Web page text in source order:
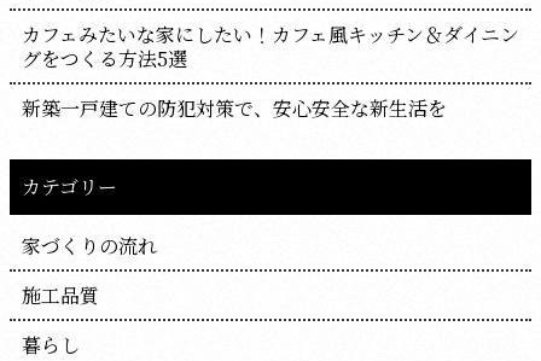
カフェみたいな家にしたい！カフェ風キッチン＆ダイニン
グをつくる方法5選
新築一戸建ての防犯対策で、安心安全な新生活を
カテゴリー
家づくりの流れ
施工品質
暮らし